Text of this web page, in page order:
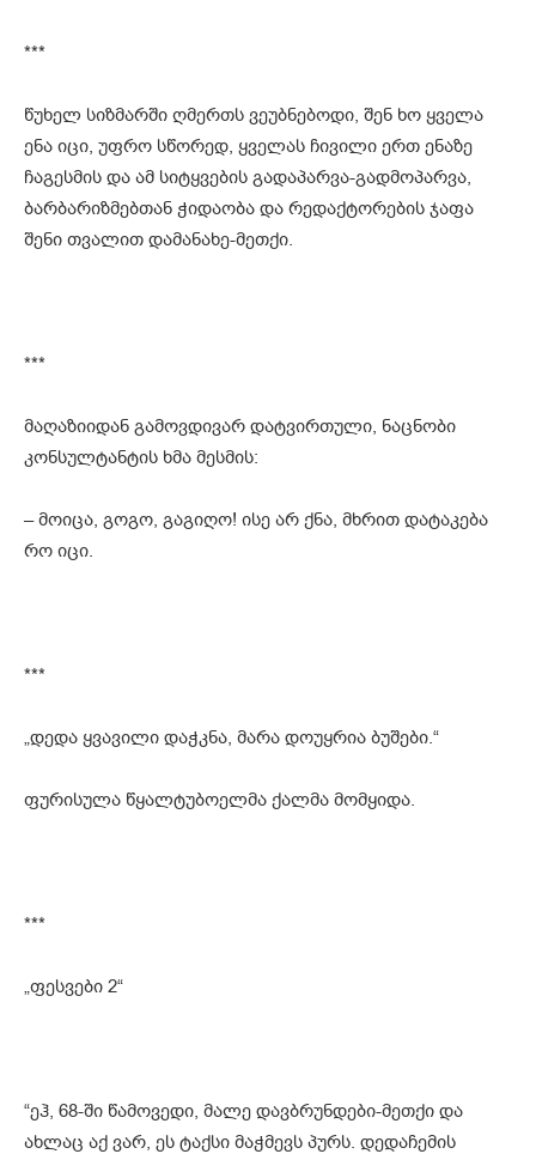
***
წუხელ სიზმარში ღმერთს ვეუბნებოდი, შენ ხო ყველა
ენა იცი, უფრო სწორედ, ყველას ჩივილი ერთ ენაზე
ჩაგესმის და ამ სიტყვების გადაპარვა-გადმოპარვა,
ბარბარიზმებთან ჭიდაობა და რედაქტორების ჯაფა
შენი თვალით დამანახე-მეთქი.
***
მაღაზიიდან გამოვდივარ დატვირთული, ნაცნობი
კონსულტანტის ხმა მესმის:
– მოიცა, გოგო, გაგიღო! ისე არ ქნა, მხრით დატაკება
რო იცი.
***
„დედა ყვავილი დაჭკნა, მარა დოუყრია ბუშები.“
ფურისულა წყალტუბოელმა ქალმა მომყიდა.
***
„ფესვები 2“
“ეჰ, 68-ში წამოვედი, მალე დავბრუნდები-მეთქი და
ახლაც აქ ვარ, ეს ტაქსი მაჭმევს პურს. დედაჩემის